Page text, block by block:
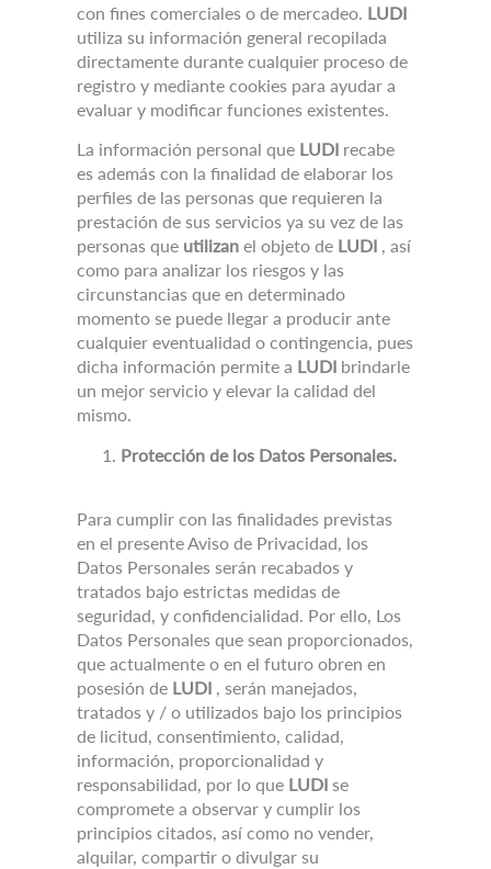
con fines comerciales o de mercadeo. LUDI
utiliza su información general recopilada
directamente durante cualquier proceso de
registro y mediante cookies para ayudar a
evaluar y modificar funciones existentes.
La información personal que LUDI recabe
es además con la finalidad de elaborar los
perfiles de las personas que requieren la
prestación de sus servicios ya su vez de las
personas que utilizan el objeto de LUDI , así
como para analizar los riesgos y las
circunstancias que en determinado
momento se puede llegar a producir ante
cualquier eventualidad o contingencia, pues
dicha información permite a LUDI brindarle
un mejor servicio y elevar la calidad del
mismo.
Protección de los Datos Personales.
Para cumplir con las finalidades previstas
en el presente Aviso de Privacidad, los
Datos Personales serán recabados y
tratados bajo estrictas medidas de
seguridad, y confidencialidad. Por ello, Los
Datos Personales que sean proporcionados,
que actualmente o en el futuro obren en
posesión de LUDI , serán manejados,
tratados y / o utilizados bajo los principios
de licitud, consentimiento, calidad,
información, proporcionalidad y
responsabilidad, por lo que LUDI se
compromete a observar y cumplir los
principios citados, así como no vender,
alquilar, compartir o divulgar su